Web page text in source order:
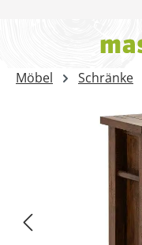
Möbel Schränke
Bildergalerie